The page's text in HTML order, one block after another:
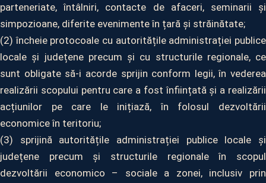
parteneriate, întâlniri, contacte de afaceri, seminarii și
simpozioane, diferite evenimente în țară și străinătate;
(2) încheie protocoale cu autoritățile administrației publice
locale și județene precum și cu structurile regionale, ce
sunt obligate să-i acorde sprijin conform legii, în vederea
realizării scopului pentru care a fost înființată și a realizării
acțiunilor pe care le inițiază, în folosul dezvoltării
economice în teritoriu;
(3) sprijină autoritățile administrației publice locale și
județene precum și structurile regionale în scopul
dezvoltării economico – sociale a zonei, inclusiv prin